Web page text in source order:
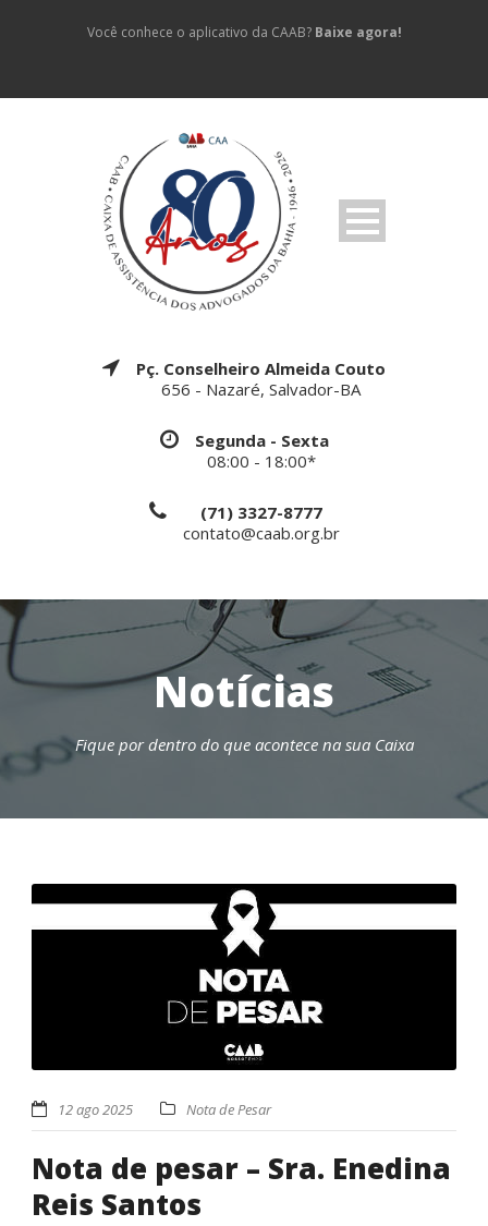
Você conhece o aplicativo da CAAB? Baixe agora!
Pç. Conselheiro Almeida Couto
656 - Nazaré, Salvador-BA
Segunda - Sexta
08:00 - 18:00*
(71) 3327-8777
contato@caab.org.br
Notícias
Fique por dentro do que acontece na sua Caixa
12 ago 2025 Nota de Pesar
Nota de pesar – Sra. Enedina
Reis Santos